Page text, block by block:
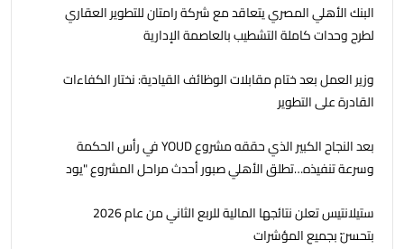
البنك الأهلي المصري يتعاقد مع شركة رامتان للتطوير العقاري
لطرح وحدات كاملة التشطيب بالعاصمة الإدارية
وزير العمل بعد ختام مقابلات الوظائف القيادية: نختار الكفاءات
القادرة على التطوير
بعد النجاح الكبير الذي حققه مشروع YOUD في رأس الحكمة
وسرعة تنفيذه…تطلق الأهلي صبور أحدث مراحل المشروع "يود
ستيلانتيس تعلن نتائجها المالية للربع الثاني من عام 2026
بتحسّن بجميع المؤشرات